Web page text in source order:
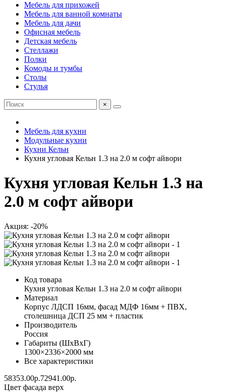
Мебель для прихожей
Мебель для ванной комнаты
Мебель для дачи
Офисная мебель
Детская мебель
Стеллажи
Полки
Комоды и тумбы
Столы
Стулья
×
Мебель для кухни
Модульные кухни
Кухни Кельн
Кухня угловая Кельн 1.3 на 2.0 м софт айвори
Кухня угловая Кельн 1.3 на
2.0 м софт айвори
Акция: -20%
Код товара
Кухня угловая Кельн 1.3 на 2.0 м софт айвори
Материал
Корпус ЛДСП 16мм, фасад МДФ 16мм + ПВХ,
столешница ДСП 25 мм + пластик
Производитель
Россия
Габариты (ШхВхГ)
1300×2336×2000 мм
Все характеристики
58353.00р.72941.00р.
Цвет фасада верх